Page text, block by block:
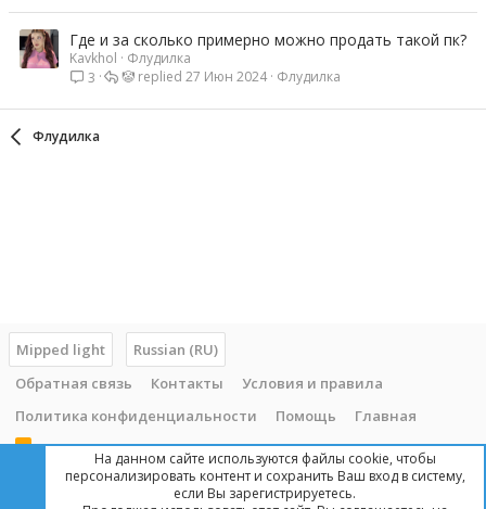
Где и за сколько примерно можно продать такой пк?
Kavkhol
Флудилка
3
Флудилка
27 Июн 2024
ㅤ🤡ㅤ
Флудилка
Mipped light
Russian (RU)
Обратная связь
Контакты
Условия и правила
Политика конфиденциальности
Помощь Главная
R
На данном сайте используются файлы cookie, чтобы
персонализировать контент и сохранить Ваш вход в систему,
если Вы зарегистрируетесь.